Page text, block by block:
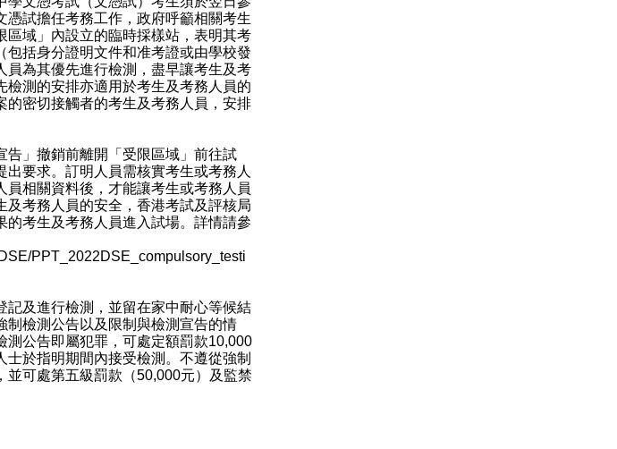
憑試擔任考務工作，政府呼籲相關考生
區域」內設立的臨時採樣站，表明其考
括身分證明文件和准考證或由學校發
員為其優先進行檢測，盡早讓考生及考
測的安排亦適用於考生及考務人員的
的密切接觸者的考生及考務人員，安排
」撤銷前離開「受限區域」前往試
要求。訂明人員需核實考生或考務人
員相關資料後，才能讓考生或考務人員
考務人員的安全，香港考試及評核局
的考生及考務人員進入試場。詳情請參
PPT_2022DSE_compulsory_testi
及進行檢測，並留在家中耐心等候結
制檢測公告以及限制與檢測宣告的情
測公告即屬犯罪，可處定額罰款10,000
於指明期間內接受檢測。不遵從強制
可處第五級罰款（50,000元）及監禁